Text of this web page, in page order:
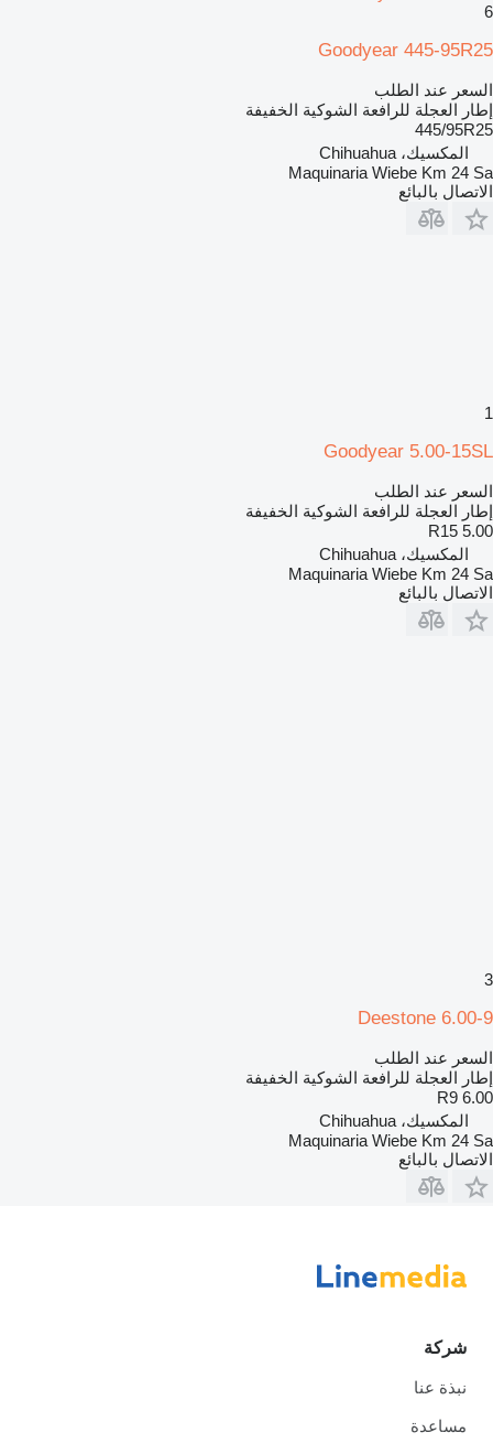
6
Goodyear 445-95R25
السعر عند الطلب
إطار العجلة للرافعة الشوكية الخفيفة
445/95R25
المكسيك، Chihuahua
Maquinaria Wiebe Km 24 Sa
الاتصال بالبائع
1
Goodyear 5.00-15SL
السعر عند الطلب
إطار العجلة للرافعة الشوكية الخفيفة
5.00 R15
المكسيك، Chihuahua
Maquinaria Wiebe Km 24 Sa
الاتصال بالبائع
3
Deestone 6.00-9
السعر عند الطلب
إطار العجلة للرافعة الشوكية الخفيفة
6.00 R9
المكسيك، Chihuahua
Maquinaria Wiebe Km 24 Sa
الاتصال بالبائع
شركة
نبذة عنا
مساعدة